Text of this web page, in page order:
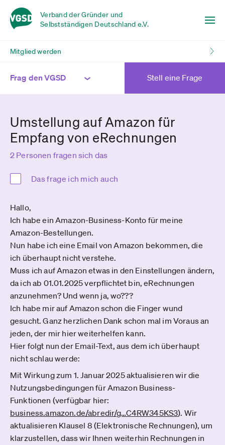
Verband der Gründer und
Selbstständigen Deutschland e.V.
Mitglied werden
Frag den VGSD Stell eine Frage
Umstellung auf Amazon für
Empfang von eRechnungen
2 Personen fragen sich das
Das frage ich mich auch
Hallo,
Ich habe ein Amazon-Business-Konto für meine
Amazon-Bestellungen.
Nun habe ich eine Email von Amazon bekommen, die
ich überhaupt nicht verstehe.
Muss ich auf Amazon etwas in den Einstellungen ändern,
da ich ab 01.01.2025 verpflichtet bin, eRechnungen
anzunehmen? Und wenn ja, wo???
Ich habe mir auf Amazon schon die Finger wund
gesucht. Ganz herzlichen Dank schon mal im Voraus an
jeden, der mir hier weiterhelfen kann.
Hier folgt nun der Email-Text, aus dem ich überhaupt
nicht schlau werde:
Mit Wirkung zum 1. Januar 2025 aktualisieren wir die
Nutzungsbedingungen für Amazon Business-
Funktionen (verfügbar hier:
business.amazon.de­/abredir/g­…C4RW345KS3). Wir
aktualisieren Klausel 8 (Elektronische Rechnungen), um
klarzustellen, dass wir Ihnen weiterhin Rechnungen in